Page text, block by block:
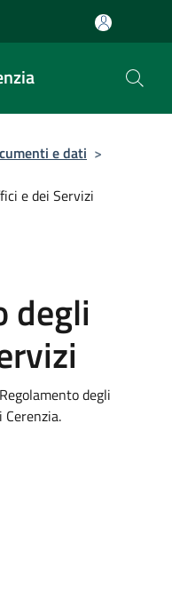
e dati >
e dei Servizi
degli
degli